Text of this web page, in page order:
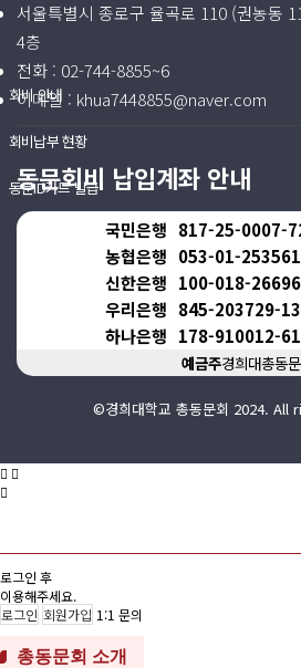
회비 안내
회비납부 현황
동문ID카드 발급
서울특별시 종로구 율곡로 110 (권농동
4층
전화 : 02-744-8855~6
이메일 : khua7448855@naver.com
동문회비 납입계좌 안내
국민은행 817-25-0007-
농협은행 053-01-253561
신한은행 100-018-
우리은행 845-203729-
하나은행 178-910012-
예금주경희대총동
©경희대학교 총동문회 2024.
로그인 후
이용해주세요.
로그인 회원가입 1:1 문의
총동문회 소개